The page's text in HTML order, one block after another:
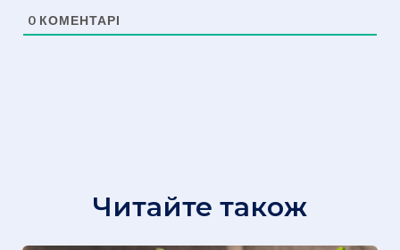
0 КОМЕНТАРІ
Читайте також